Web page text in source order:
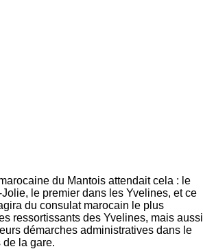
du Mantois attendait cela : le
le premier dans les Yvelines, et ce
du consulat marocain le plus
ressortissants des Yvelines, mais aussi
démarches administratives dans le
de la gare.